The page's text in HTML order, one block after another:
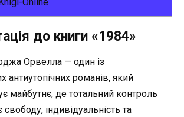
до книги «1984»
Орвелла — один із
антиутопічних романів, який
майбутнє, де тотальний контроль
індивідуальність та